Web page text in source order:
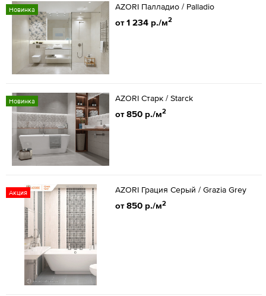
Новинка AZORI Палладио / Palladio
от 1 234 р./м2
Новинка AZORI Старк / Starck
от 850 р./м2
Акция AZORI Грация Серый / Grazia Grey
от 850 р./м2